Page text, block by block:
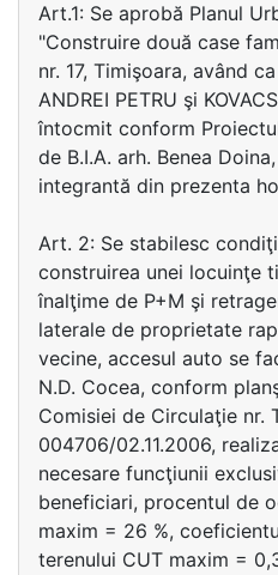
Art.1: Se aprobă Planul
"Construire două case
nr. 17, Timişoara, având
ANDREI PETRU şi
întocmit conform
de B.I.A. arh. Benea
integrantă din prezenta
Art. 2: Se stabilesc
construirea unei locuinţe
înalţime de P+M şi
laterale de proprietate
vecine, accesul auto se
N.D. Cocea, conform
Comisiei de Circulaţie nr.
004706/02.11.2006,
necesare funcţiunii
beneficiari, procentul de
maxim = 26 %,
terenului CUT maxim =